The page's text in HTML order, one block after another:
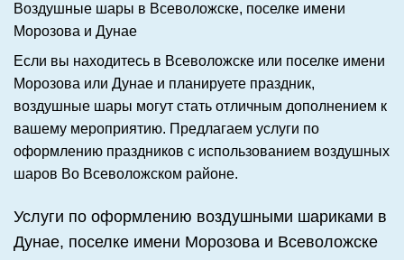
Воздушные шары в Всеволожске, поселке имени
Морозова и Дунае
Если вы находитесь в Всеволожске или поселке имени
Морозова или Дунае и планируете праздник,
воздушные шары могут стать отличным дополнением к
вашему мероприятию. Предлагаем услуги по
оформлению праздников с использованием воздушных
шаров Во Всеволожском районе.
Услуги по оформлению воздушными шариками в
Дунае, поселке имени Морозова и Всеволожске